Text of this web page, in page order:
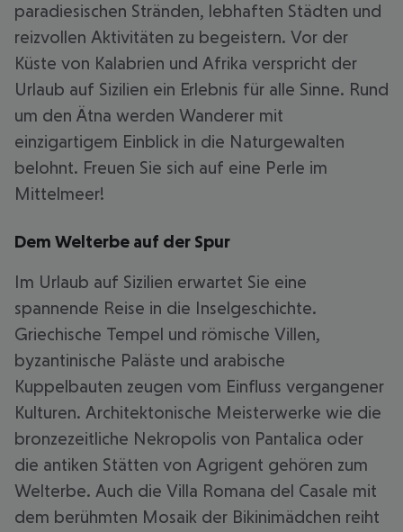
paradiesischen Stränden, lebhaften Städten und
reizvollen Aktivitäten zu begeistern. Vor der
Küste von Kalabrien und Afrika verspricht der
Urlaub auf Sizilien ein Erlebnis für alle Sinne. Rund
um den Ätna werden Wanderer mit
einzigartigem Einblick in die Naturgewalten
belohnt. Freuen Sie sich auf eine Perle im
Mittelmeer!
Dem Welterbe auf der Spur
Im Urlaub auf Sizilien erwartet Sie eine
spannende Reise in die Inselgeschichte.
Griechische Tempel und römische Villen,
byzantinische Paläste und arabische
Kuppelbauten zeugen vom Einfluss vergangener
Kulturen. Architektonische Meisterwerke wie die
bronzezeitliche Nekropolis von Pantalica oder
die antiken Stätten von Agrigent gehören zum
Welterbe. Auch die Villa Romana del Casale mit
dem berühmten Mosaik der Bikinimädchen reiht